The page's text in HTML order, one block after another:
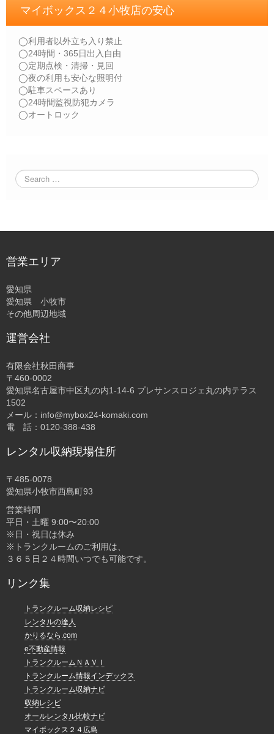
マイボックス２４小牧店の安心
◯利用者以外立ち入り禁止
◯24時間・365日出入自由
◯定期点検・清掃・見回
◯夜の利用も安心な照明付
◯駐車スペースあり
◯24時間監視防犯カメラ
◯オートロック
営業エリア
愛知県
愛知県 小牧市
その他周辺地域
運営会社
有限会社秋田商事
〒460-0002
愛知県名古屋市中区丸の内1-14-6 プレサンスロジェ丸の内テラス
1502
メール：info@mybox24-komaki.com
電 話：0120-388-438
レンタル収納現場住所
〒485-0078
愛知県小牧市西島町93
営業時間
平日・土曜 9:00〜20:00
※日・祝日は休み
※トランクルームのご利用は、
３６５日２４時間いつでも可能です。
リンク集
トランクルーム収納レシピ
レンタルの達人
かりるなら.com
e不動産情報
トランクルームＮＡＶＩ
トランクルーム情報インデックス
トランクルーム収納ナビ
収納レシピ
オールレンタル比較ナビ
マイボックス２４広島